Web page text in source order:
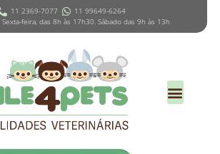
11 2369-7077
11 99649-6264
Sexta-feira, das 8h às 17h30. Sábado das 9h às 13h